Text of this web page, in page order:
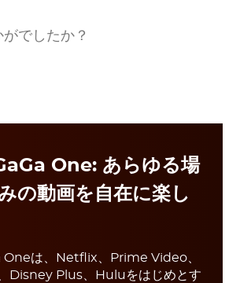
でしたか？
One: あらゆる場
の動画を自在に楽し
Oneは、Netflix、Prime Video、
Disney Plus、Huluをはじめとす